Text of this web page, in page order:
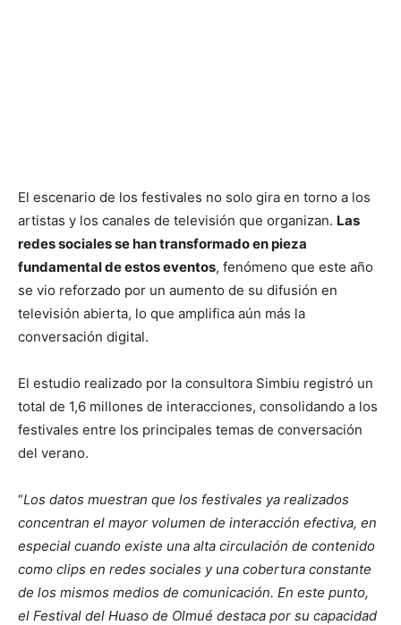
El escenario de los festivales no solo gira en torno a los
artistas y los canales de televisión que organizan. Las
redes sociales se han transformado en pieza
fundamental de estos eventos, fenómeno que este año
se vio reforzado por un aumento de su difusión en
televisión abierta, lo que amplifica aún más la
conversación digital.
El estudio realizado por la consultora Simbiu registró un
total de 1,6 millones de interacciones, consolidando a los
festivales entre los principales temas de conversación
del verano.
“Los datos muestran que los festivales ya realizados
concentran el mayor volumen de interacción efectiva, en
especial cuando existe una alta circulación de contenido
como clips en redes sociales y una cobertura constante
de los mismos medios de comunicación. En este punto,
el Festival del Huaso de Olmué destaca por su capacidad